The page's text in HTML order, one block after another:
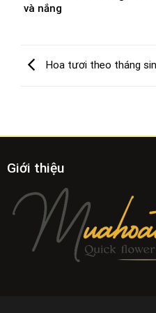
và nắng
Hoa tươi theo tháng
Giới thiệu